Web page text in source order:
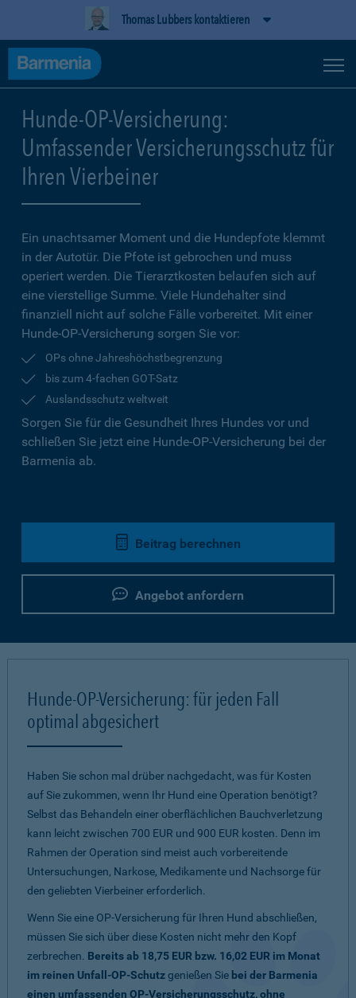
Thomas Lubbers kontaktieren
Hunde-OP-Versicherung:
Umfassender Versicherungsschutz für
Ihren Vierbeiner
Ein unachtsamer Moment und die Hundepfote klemmt
in der Autotür. Die Pfote ist gebrochen und muss
operiert werden. Die Tierarztkosten belaufen sich auf
eine vierstellige Summe. Viele Hundehalter sind
finanziell nicht auf solche Fälle vorbereitet. Mit einer
Hunde-OP-Versicherung sorgen Sie vor:
OPs ohne Jahreshöchstbegrenzung
bis zum 4-fachen GOT-Satz
Auslandsschutz weltweit
Sorgen Sie für die Gesundheit Ihres Hundes vor und
schließen Sie jetzt eine Hunde-OP-Versicherung bei der
Barmenia ab.
Beitrag berechnen
Angebot anfordern
Hunde-OP-Versicherung: für jeden Fall
optimal abgesichert
Haben Sie schon mal drüber nachgedacht, was für Kosten
auf Sie zukommen, wenn Ihr Hund eine Operation benötigt?
Selbst das Behandeln einer oberflächlichen Bauchverletzung
kann leicht zwischen 700 EUR und 900 EUR kosten. Denn im
Rahmen der Operation sind meist auch vorbereitende
Untersuchungen, Narkose, Medikamente und Nachsorge für
den geliebten Vierbeiner erforderlich.
Wenn Sie eine OP-Versicherung für Ihren Hund abschließen,
müssen Sie sich über diese Kosten nicht mehr den Kopf
zerbrechen. Bereits ab 18,75 EUR bzw. 16,02 EUR im Monat
im reinen Unfall-OP-Schutzgenießen Sie bei der Barmenia
einen umfassenden OP-Versicherungsschutz, ohne